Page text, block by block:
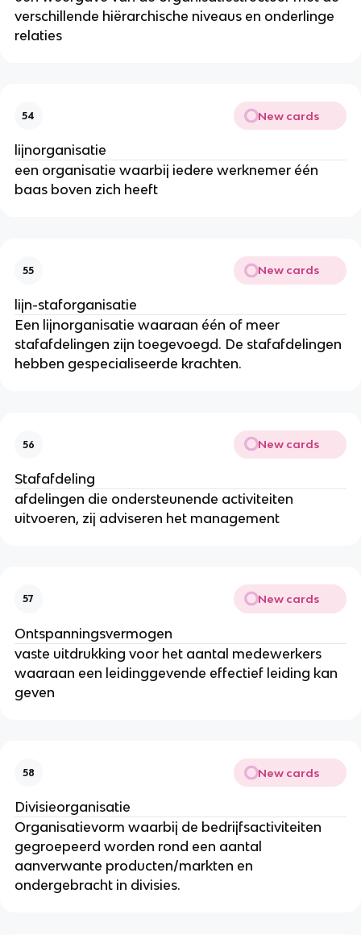
verschillende hiërarchische niveaus en onderlinge
relaties
54 New cards
lijnorganisatie
een organisatie waarbij iedere werknemer één
baas boven zich heeft
55 New cards
lijn-staforganisatie
Een lijnorganisatie waaraan één of meer
stafafdelingen zijn toegevoegd. De stafafdelingen
hebben gespecialiseerde krachten.
56 New cards
Stafafdeling
afdelingen die ondersteunende activiteiten
uitvoeren, zij adviseren het management
57 New cards
Ontspanningsvermogen
vaste uitdrukking voor het aantal medewerkers
waaraan een leidinggevende effectief leiding kan
geven
58 New cards
Divisieorganisatie
Organisatievorm waarbij de bedrijfsactiviteiten
gegroepeerd worden rond een aantal
aanverwante producten/markten en
ondergebracht in divisies.